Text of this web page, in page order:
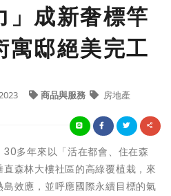
」成新奢標竿
寓邸絕美完工
商品與服務 房地產
多年來以「活在都會、住在森
森林大樓社區的高綠覆植栽，來
效應，並呼應國際永續目標的氣